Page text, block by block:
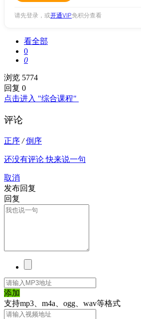
请先登录，或开通VIP免积分查看
看全部
0
0
浏览 5774
回复 0
点击进入 "综合课程"
评论
正序 / 倒序
还没有评论 快来说一句
取消
发布回复
回复
添加
支持mp3、m4a、ogg、wav等格式